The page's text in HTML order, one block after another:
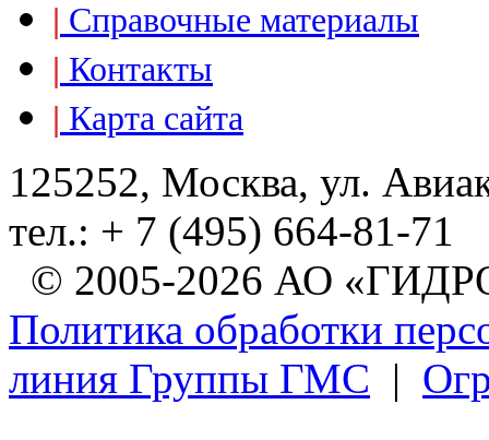
| Справочные материалы
| Контакты
| Карта сайта
125252, Москва, ул.
тел.: + 7 (495) 664-81-71
© 2005-2026 АО
Политика обработки
линия Группы ГМС |